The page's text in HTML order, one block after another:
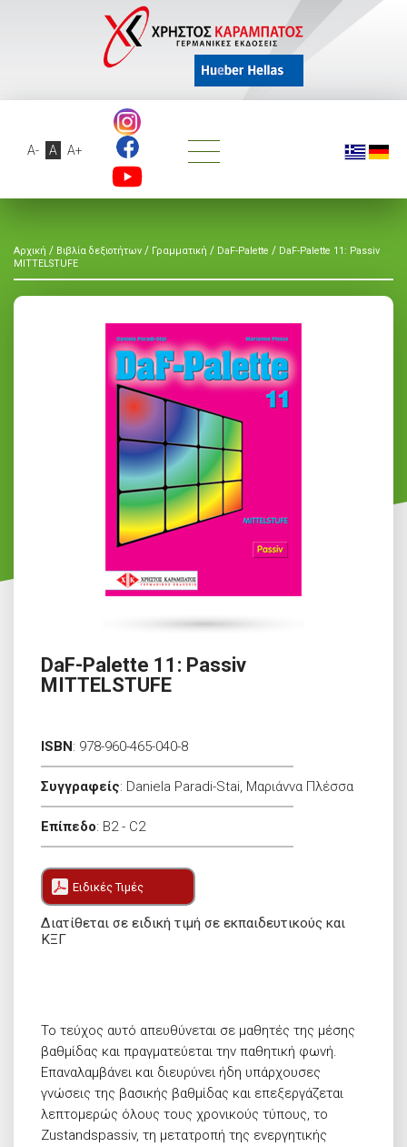
A- A A+
Αρχική / Βιβλία δεξιοτήτων / Γραμματική / DaF-Palette / DaF-Palette 11: Passiv
MITTELSTUFE
DaF-Palette 11: Passiv
MITTELSTUFE
ISBN: 978-960-465-040-8
Συγγραφείς: Daniela Paradi-Stai, Μαριάννα Πλέσσα
Επίπεδο: B2 - C2
Ειδικές Τιμές
Διατίθεται σε ειδική τιμή σε εκπαιδευτικούς και
ΚΞΓ
Το τεύχος αυτό απευθύνεται σε μαθητές της μέσης
βαθμίδας και πραγματεύεται την παθητική φωνή.
Επαναλαμβάνει και διευρύνει ήδη υπάρχουσες
γνώσεις της βασικής βαθμίδας και επεξεργάζεται
λεπτομερώς όλους τους χρονικούς τύπους, το
Zustandspassiv, τη μετατροπή της ενεργητικής